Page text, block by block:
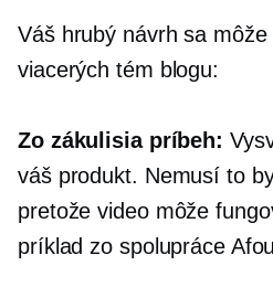
Váš hrubý návrh sa
viacerých tém blogu:
Zo zákulisiapríbeh:
váš produkt. Nemusí to
pretože video môže
príklad zo spolupráce